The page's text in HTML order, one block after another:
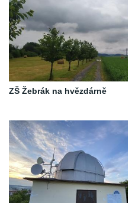
ZŠ Žebrák na hvězdárně